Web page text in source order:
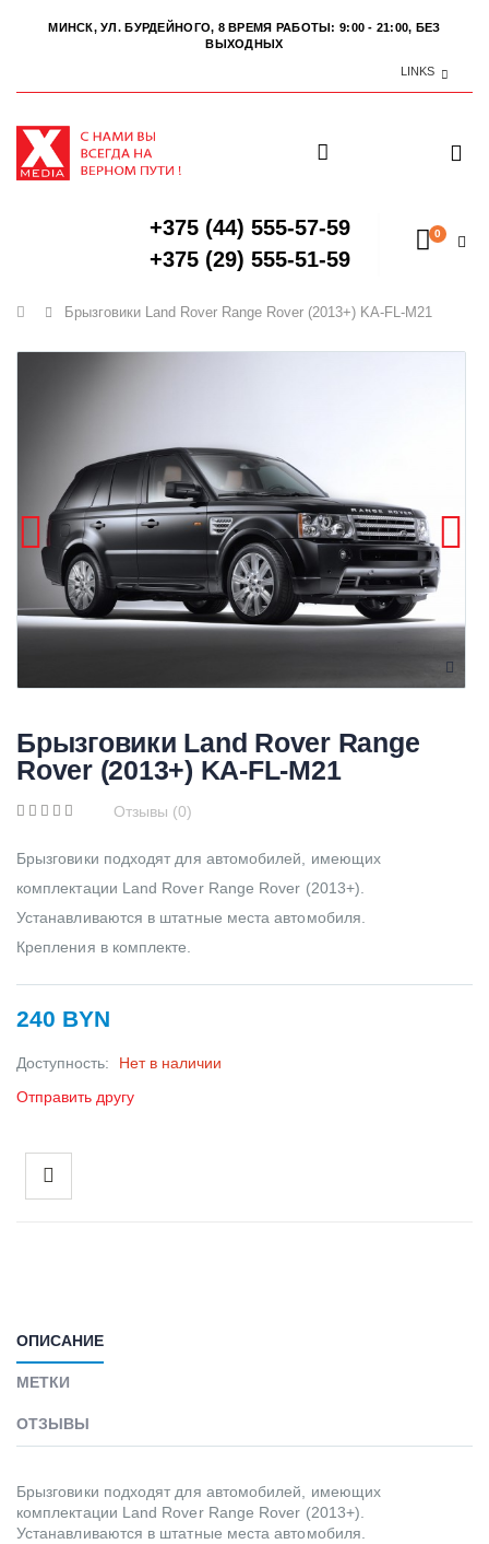
МИНСК, УЛ. БУРДЕЙНОГО, 8 ВРЕМЯ РАБОТЫ: 9:00 - 21:00, БЕЗ
ВЫХОДНЫХ
LINKS
+375 (44) 555-57-59
+375 (29) 555-51-59
0
Главная
Брызговики Land Rover Range Rover (2013+) KA-FL-M21
Брызговики Land Rover Range
Rover (2013+) KA-FL-M21
Отзывы (0)
Брызговики подходят для автомобилей, имеющих
комплектации Land Rover Range Rover (2013+).
Устанавливаются в штатные места автомобиля.
Крепления в комплекте.
240 BYN
Доступность:
Нет в наличии
Отправить другу
ОПИСАНИЕ
МЕТКИ
ОТЗЫВЫ
Брызговики подходят для автомобилей, имеющих
комплектации Land Rover Range Rover (2013+).
Устанавливаются в штатные места автомобиля.